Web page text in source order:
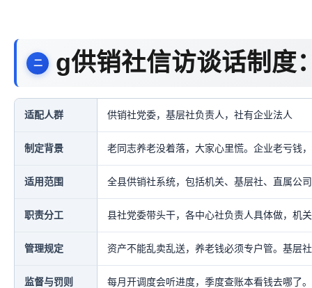
g供销社信访谈话制度
适配人群 供销社党委，基层社负责人，社有企业法人
制定背景 老同志养老没着落，大家心里慌。企业老亏钱
适用范围 全县供销社系统，包括机关、基层社、直属公
职责分工 县社党委带头干，各中心社负责人具体做，机
管理规定 资产不能乱卖乱送，养老钱必须专户管。基层
监督与罚则 每月开调度会听进度，季度查账本看钱去哪了